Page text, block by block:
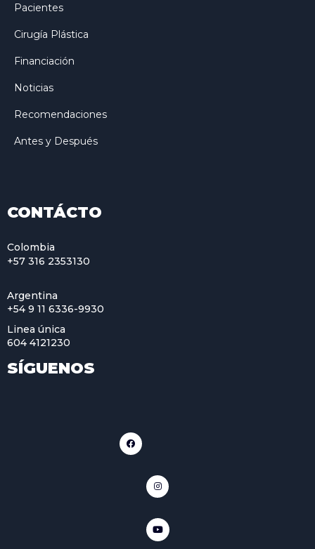
Pacientes
Cirugía Plástica
Financiación
Noticias
Recomendaciones
Antes y Después
CONTÁCTO
Colombia
+57 316 2353130
Argentina
+54 9 11 6336-9930
Linea única
604 4121230
SÍGUENOS